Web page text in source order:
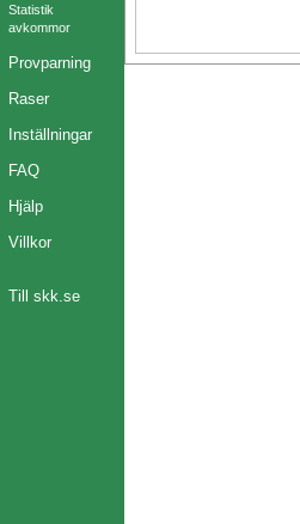
Statistik
avkommor
Provparning
Raser
Inställningar
FAQ
Hjälp
Villkor
Till skk.se